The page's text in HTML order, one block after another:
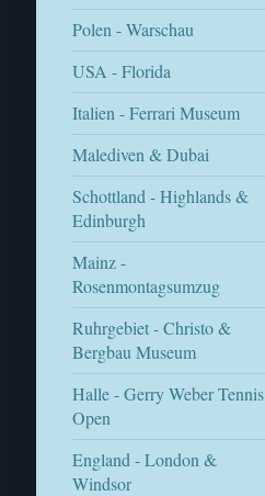
Polen - Warschau
USA - Florida
Italien - Ferrari Museum
Malediven & Dubai
Schottland - Highlands &
Edinburgh
Mainz -
Rosenmontagsumzug
Ruhrgebiet - Christo &
Bergbau Museum
Halle - Gerry Weber Tennis
Open
England - London &
Windsor